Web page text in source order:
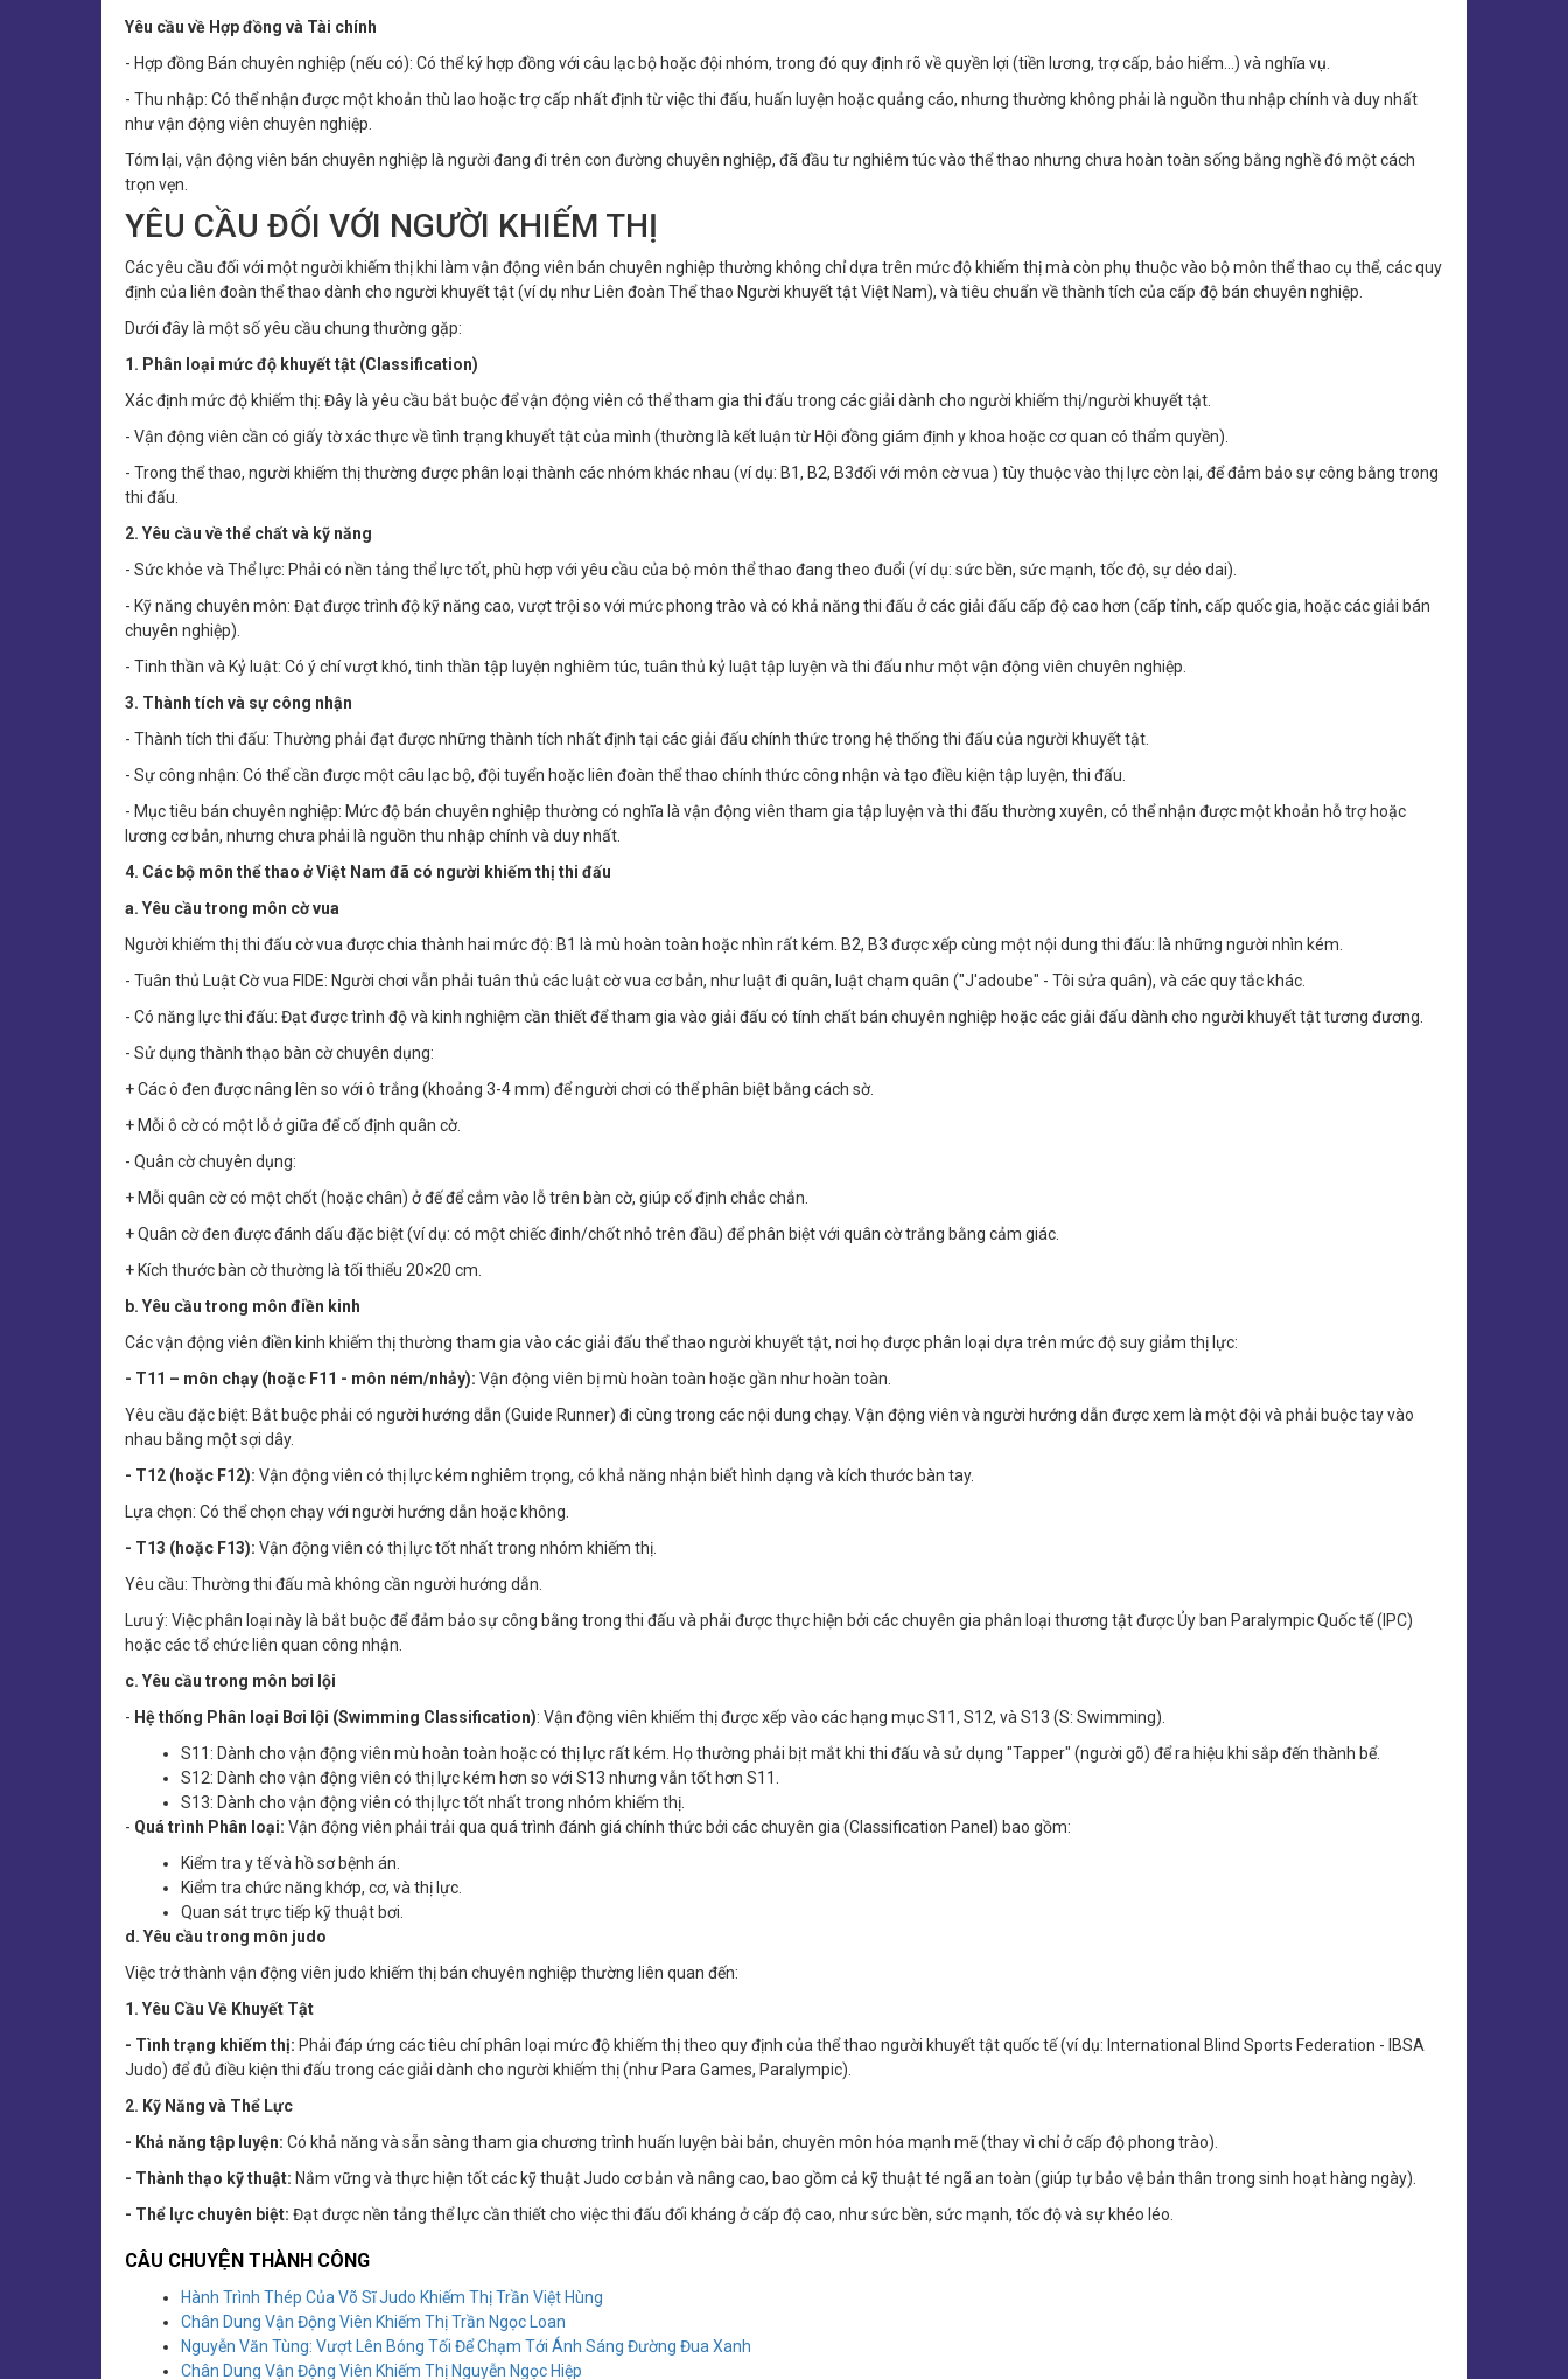
Yêu cầu về Hợp đồng và Tài chính
- Hợp đồng Bán chuyên nghiệp (nếu có): Có thể ký hợp đồng với câu lạc bộ hoặc đội nhóm, trong đó quy định rõ về quyền lợi (tiền lương, trợ cấp, bảo hiểm...) và nghĩa vụ.
- Thu nhập: Có thể nhận được một khoản thù lao hoặc trợ cấp nhất định từ việc thi đấu, huấn luyện hoặc quảng cáo, nhưng thường không phải là nguồn thu nhập chính và duy nhất
như vận động viên chuyên nghiệp.
Tóm lại, vận động viên bán chuyên nghiệp là người đang đi trên con đường chuyên nghiệp, đã đầu tư nghiêm túc vào thể thao nhưng chưa hoàn toàn sống bằng nghề đó một cách
trọn vẹn.
YÊU CẦU ĐỐI VỚI NGƯỜI KHIẾM THỊ
Các yêu cầu đối với một người khiếm thị khi làm vận động viên bán chuyên nghiệp thường không chỉ dựa trên mức độ khiếm thị mà còn phụ thuộc vào bộ môn thể thao cụ thể, các quy
định của liên đoàn thể thao dành cho người khuyết tật (ví dụ như Liên đoàn Thể thao Người khuyết tật Việt Nam), và tiêu chuẩn về thành tích của cấp độ bán chuyên nghiệp.
Dưới đây là một số yêu cầu chung thường gặp:
1. Phân loại mức độ khuyết tật (Classification)
Xác định mức độ khiếm thị: Đây là yêu cầu bắt buộc để vận động viên có thể tham gia thi đấu trong các giải dành cho người khiếm thị/người khuyết tật.
- Vận động viên cần có giấy tờ xác thực về tình trạng khuyết tật của mình (thường là kết luận từ Hội đồng giám định y khoa hoặc cơ quan có thẩm quyền).
- Trong thể thao, người khiếm thị thường được phân loại thành các nhóm khác nhau (ví dụ: B1, B2, B3đối với môn cờ vua ) tùy thuộc vào thị lực còn lại, để đảm bảo sự công bằng trong
thi đấu.
2. Yêu cầu về thể chất và kỹ năng
- Sức khỏe và Thể lực: Phải có nền tảng thể lực tốt, phù hợp với yêu cầu của bộ môn thể thao đang theo đuổi (ví dụ: sức bền, sức mạnh, tốc độ, sự dẻo dai).
- Kỹ năng chuyên môn: Đạt được trình độ kỹ năng cao, vượt trội so với mức phong trào và có khả năng thi đấu ở các giải đấu cấp độ cao hơn (cấp tỉnh, cấp quốc gia, hoặc các giải bán
chuyên nghiệp).
- Tinh thần và Kỷ luật: Có ý chí vượt khó, tinh thần tập luyện nghiêm túc, tuân thủ kỷ luật tập luyện và thi đấu như một vận động viên chuyên nghiệp.
3. Thành tích và sự công nhận
- Thành tích thi đấu: Thường phải đạt được những thành tích nhất định tại các giải đấu chính thức trong hệ thống thi đấu của người khuyết tật.
- Sự công nhận: Có thể cần được một câu lạc bộ, đội tuyển hoặc liên đoàn thể thao chính thức công nhận và tạo điều kiện tập luyện, thi đấu.
- Mục tiêu bán chuyên nghiệp: Mức độ bán chuyên nghiệp thường có nghĩa là vận động viên tham gia tập luyện và thi đấu thường xuyên, có thể nhận được một khoản hỗ trợ hoặc
lương cơ bản, nhưng chưa phải là nguồn thu nhập chính và duy nhất.
4. Các bộ môn thể thao ở Việt Nam đã có người khiếm thị thi đấu
a. Yêu cầu trong môn cờ vua
Người khiếm thị thi đấu cờ vua được chia thành hai mức độ: B1 là mù hoàn toàn hoặc nhìn rất kém. B2, B3 được xếp cùng một nội dung thi đấu: là những người nhìn kém.
- Tuân thủ Luật Cờ vua FIDE: Người chơi vẫn phải tuân thủ các luật cờ vua cơ bản, như luật đi quân, luật chạm quân ("J'adoube" - Tôi sửa quân), và các quy tắc khác.
- Có năng lực thi đấu: Đạt được trình độ và kinh nghiệm cần thiết để tham gia vào giải đấu có tính chất bán chuyên nghiệp hoặc các giải đấu dành cho người khuyết tật tương đương.
- Sử dụng thành thạo bàn cờ chuyên dụng:
+ Các ô đen được nâng lên so với ô trắng (khoảng 3-4 mm) để người chơi có thể phân biệt bằng cách sờ.
+ Mỗi ô cờ có một lỗ ở giữa để cố định quân cờ.
- Quân cờ chuyên dụng:
+ Mỗi quân cờ có một chốt (hoặc chân) ở đế để cắm vào lỗ trên bàn cờ, giúp cố định chắc chắn.
+ Quân cờ đen được đánh dấu đặc biệt (ví dụ: có một chiếc đinh/chốt nhỏ trên đầu) để phân biệt với quân cờ trắng bằng cảm giác.
+ Kích thước bàn cờ thường là tối thiểu 20×20 cm.
b. Yêu cầu trong môn điền kinh
Các vận động viên điền kinh khiếm thị thường tham gia vào các giải đấu thể thao người khuyết tật, nơi họ được phân loại dựa trên mức độ suy giảm thị lực:
- T11 – môn chạy (hoặc F11 - môn ném/nhảy): Vận động viên bị mù hoàn toàn hoặc gần như hoàn toàn.
Yêu cầu đặc biệt: Bắt buộc phải có người hướng dẫn (Guide Runner) đi cùng trong các nội dung chạy. Vận động viên và người hướng dẫn được xem là một đội và phải buộc tay vào
nhau bằng một sợi dây.
- T12 (hoặc F12): Vận động viên có thị lực kém nghiêm trọng, có khả năng nhận biết hình dạng và kích thước bàn tay.
Lựa chọn: Có thể chọn chạy với người hướng dẫn hoặc không.
- T13 (hoặc F13): Vận động viên có thị lực tốt nhất trong nhóm khiếm thị.
Yêu cầu: Thường thi đấu mà không cần người hướng dẫn.
Lưu ý: Việc phân loại này là bắt buộc để đảm bảo sự công bằng trong thi đấu và phải được thực hiện bởi các chuyên gia phân loại thương tật được Ủy ban Paralympic Quốc tế (IPC)
hoặc các tổ chức liên quan công nhận.
c. Yêu cầu trong môn bơi lội
- Hệ thống Phân loại Bơi lội (Swimming Classification): Vận động viên khiếm thị được xếp vào các hạng mục S11, S12, và S13 (S: Swimming).
S11: Dành cho vận động viên mù hoàn toàn hoặc có thị lực rất kém. Họ thường phải bịt mắt khi thi đấu và sử dụng "Tapper" (người gõ) để ra hiệu khi sắp đến thành bể.
S12: Dành cho vận động viên có thị lực kém hơn so với S13 nhưng vẫn tốt hơn S11.
S13: Dành cho vận động viên có thị lực tốt nhất trong nhóm khiếm thị.
- Quá trình Phân loại: Vận động viên phải trải qua quá trình đánh giá chính thức bởi các chuyên gia (Classification Panel) bao gồm:
Kiểm tra y tế và hồ sơ bệnh án.
Kiểm tra chức năng khớp, cơ, và thị lực.
Quan sát trực tiếp kỹ thuật bơi.
d. Yêu cầu trong môn judo
Việc trở thành vận động viên judo khiếm thị bán chuyên nghiệp thường liên quan đến:
1. Yêu Cầu Về Khuyết Tật
- Tình trạng khiếm thị: Phải đáp ứng các tiêu chí phân loại mức độ khiếm thị theo quy định của thể thao người khuyết tật quốc tế (ví dụ: International Blind Sports Federation - IBSA
Judo) để đủ điều kiện thi đấu trong các giải dành cho người khiếm thị (như Para Games, Paralympic).
2. Kỹ Năng và Thể Lực
- Khả năng tập luyện: Có khả năng và sẵn sàng tham gia chương trình huấn luyện bài bản, chuyên môn hóa mạnh mẽ (thay vì chỉ ở cấp độ phong trào).
- Thành thạo kỹ thuật: Nắm vững và thực hiện tốt các kỹ thuật Judo cơ bản và nâng cao, bao gồm cả kỹ thuật té ngã an toàn (giúp tự bảo vệ bản thân trong sinh hoạt hàng ngày).
- Thể lực chuyên biệt: Đạt được nền tảng thể lực cần thiết cho việc thi đấu đối kháng ở cấp độ cao, như sức bền, sức mạnh, tốc độ và sự khéo léo.
CÂU CHUYỆN THÀNH CÔNG
Hành Trình Thép Của Võ Sĩ Judo Khiếm Thị Trần Việt Hùng
Chân Dung Vận Động Viên Khiếm Thị Trần Ngọc Loan
Nguyễn Văn Tùng: Vượt Lên Bóng Tối Để Chạm Tới Ánh Sáng Đường Đua Xanh
Chân Dung Vận Động Viên Khiếm Thị Nguyễn Ngọc Hiệp